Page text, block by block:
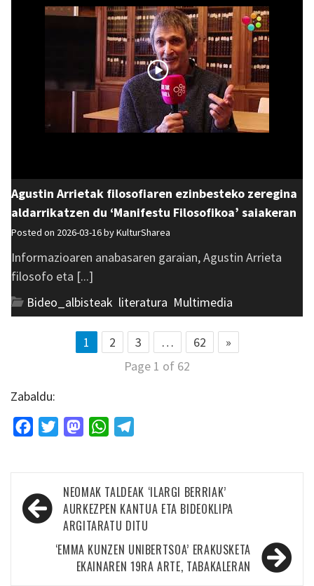
Agustin Arrietak filosofiaren ezinbesteko zeregina
aldarrikatzen du ‘Manifestu Filosofikoa’ saiakeran
Posted on 2026-03-16 byKulturSharea
Informazioaren anabasaren garaian, Agustin Arrieta
filosofo eta [...]
Bideo_albisteak literatura Multimedia
1 2 3 … 62
»
Page 1 of 62
Zabaldu:
FacebookTwitterMastodonWhatsApp
Bidalketetan
zehar
nabigatu
NEOMAK TALDEAK ‘ILARGI BERRIAK’
AURKEZPEN KANTUA ETA BIDEOKLIPA
ARGITARATU DITU
‘EMMA KUNZEN UNIBERTSOA’ ERAKUSKETA
EKAINAREN 19RA ARTE, TABAKALERAN